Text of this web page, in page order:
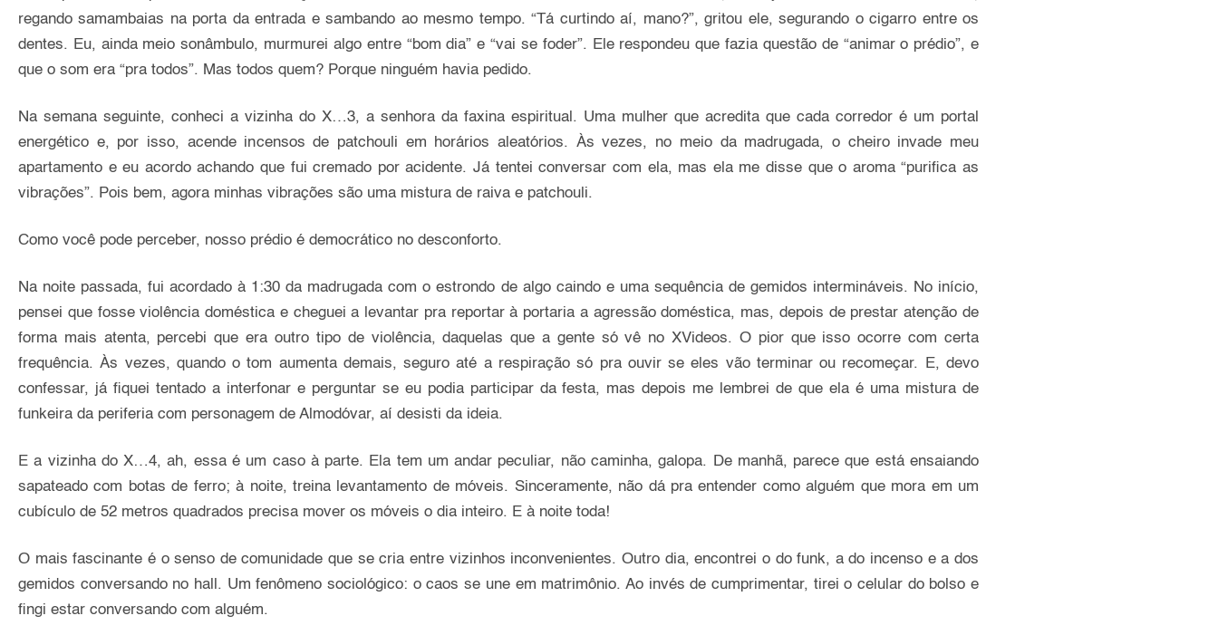
regando samambaias na porta da entrada e sambando ao mesmo tempo. “Tá curtindo aí, mano?”, gritou ele, segurando o cigarro entre os
dentes. Eu, ainda meio sonâmbulo, murmurei algo entre “bom dia” e “vai se foder”. Ele respondeu que fazia questão de “animar o prédio”, e
que o som era “pra todos”. Mas todos quem? Porque ninguém havia pedido.
Na semana seguinte, conheci a vizinha do X…3, a senhora da faxina espiritual. Uma mulher que acredita que cada corredor é um portal
energético e, por isso, acende incensos de patchouli em horários aleatórios. Às vezes, no meio da madrugada, o cheiro invade meu
apartamento e eu acordo achando que fui cremado por acidente. Já tentei conversar com ela, mas ela me disse que o aroma “purifica as
vibrações”. Pois bem, agora minhas vibrações são uma mistura de raiva e patchouli.
Como você pode perceber, nosso prédio é democrático no desconforto.
Na noite passada, fui acordado à 1:30 da madrugada com o estrondo de algo caindo e uma sequência de gemidos intermináveis. No início,
pensei que fosse violência doméstica e cheguei a levantar pra reportar à portaria a agressão doméstica, mas, depois de prestar atenção de
forma mais atenta, percebi que era outro tipo de violência, daquelas que a gente só vê no XVideos. O pior que isso ocorre com certa
frequência. Às vezes, quando o tom aumenta demais, seguro até a respiração só pra ouvir se eles vão terminar ou recomeçar. E, devo
confessar, já fiquei tentado a interfonar e perguntar se eu podia participar da festa, mas depois me lembrei de que ela é uma mistura de
funkeira da periferia com personagem de Almodóvar, aí desisti da ideia.
E a vizinha do X…4, ah, essa é um caso à parte. Ela tem um andar peculiar, não caminha, galopa. De manhã, parece que está ensaiando
sapateado com botas de ferro; à noite, treina levantamento de móveis. Sinceramente, não dá pra entender como alguém que mora em um
cubículo de 52 metros quadrados precisa mover os móveis o dia inteiro. E à noite toda!
O mais fascinante é o senso de comunidade que se cria entre vizinhos inconvenientes. Outro dia, encontrei o do funk, a do incenso e a dos
gemidos conversando no hall. Um fenômeno sociológico: o caos se une em matrimônio. Ao invés de cumprimentar, tirei o celular do bolso e
fingi estar conversando com alguém.